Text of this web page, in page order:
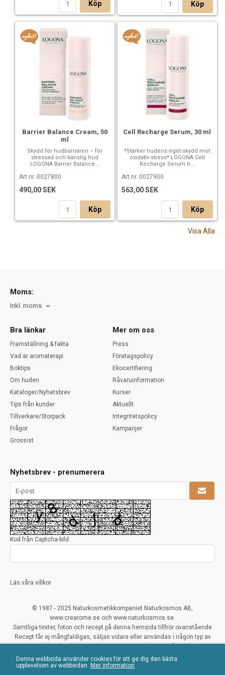
Denna webbsida använder cookies för att ge dig den bästa
upplevelsen av webbsidan.Mer information
• Främjar den naturliga hårväxten och minskar synliga tecken
på håravfall
• Motverkar hormonellt och stressrelaterat försvagade
hårsäckar
• Hjälper till att förebygga förtida grånande
• Bidrar till fylligare, starkare och mer motståndskraftigt hår
• Aktiverar hårbottens mikrocirkulation
Ingredienser:
Ingredients: Aqua (Water), Propanediol, Glycerin,
Polyglyceryl-10 Laurate, Caffeine*, Sodium Lactate, Lactic
Acid, Phyllanthus Emblica Fruit Extract, Aloe Barbadensis
Leaf Juice Powder*, Citric Acid, Potassium Sorbate, Parfum
(Fragrance)**, Limonene**, Citrus Aurantium Peel Oil**,
Linalool**, Citral** *from certified organic cultivation **from
natural essential oils
Köp Köp
Barrier Balance Cream, 50
ml
Skydd för hudbarriären – för
stressad och känslig hud
LOGONA Barrier Balance...
Art nr. 0027800
490,00 SEK
Köp
Cell Recharge Serum, 30 ml
*Stärker hudens eget skydd mot
oxidativ stress* LOGONA Cell
Recharge Serum h...
Art nr. 0027900
563,00 SEK
Köp
Visa Alla
Moms:
Inkl. moms
Bra länkar
Framställning & fakta
Vad är aromaterapi
Boktips
Om huden
Kataloger/Nyhetsbrev
Tips från kunder
Tillverkare/Storpack
Frågor
Grossist
Mer om oss
Press
Företagspolicy
Ekocertifiering
Råvaruinformation
Kurser
Aktuellt
Integritetspolicy
Kampanjer
Nyhetsbrev - prenumerera
Kod från Captcha-bild:
Läs våra villkor
© 1987 - 2025 Naturkosmetikkompaniet Naturkosmos AB,
www.crearome.se och www.naturkosmos.se.
Samtliga texter, foton och recept på denna hemsida tillhör ovanstående
Recept får ej mångfaldigas, säljas vidare eller användas i någon typ av
All Rights Reserved